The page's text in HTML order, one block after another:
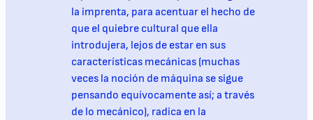
la imprenta, para acentuar el hecho de
que el quiebre cultural que ella
introdujera, lejos de estar en sus
características mecánicas (muchas
veces la noción de máquina se sigue
pensando equívocamente así; a través
de lo mecánico), radica en la